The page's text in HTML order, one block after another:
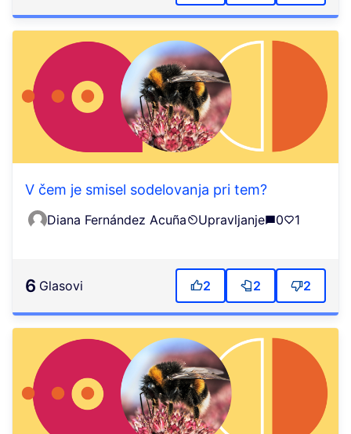
V čem je smisel sodelovanja pri tem?
Diana Fernández Acuña Upravljanje 0 1
6 Glasovi 2 2 2